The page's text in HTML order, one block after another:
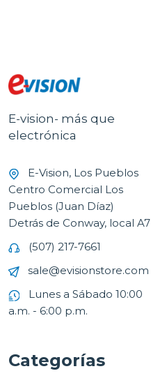
E-vision- más que
electrónica
E-Vision, Los Pueblos
Centro Comercial Los
Pueblos (Juan Díaz)
Detrás de Conway, local A7
(507) 217-7661
sale@evisionstore.com
Lunes a Sábado 10:00
a.m. - 6:00 p.m.
Categorías